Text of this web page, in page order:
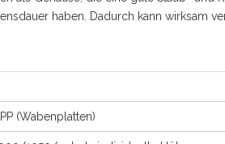
haben. Dadurch kann wirksam
(Wabenplatten)